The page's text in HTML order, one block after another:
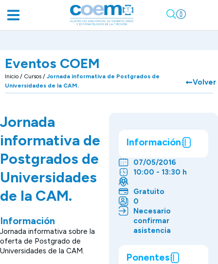
Eventos COEM
Inicio / Cursos / Jornada informativa de Postgrados de
Universidades de la CAM.
Volver
Jornada
informativa de
Postgrados de
Universidades
de la CAM.
Información
Jornada informativa sobre la
oferta de Postgrado de
Universidades de la CAM.
Información
07/05/2016
10:00 - 13:30 h
Gratuito
0
Necesario
confirmar
asistencia
Ponentes